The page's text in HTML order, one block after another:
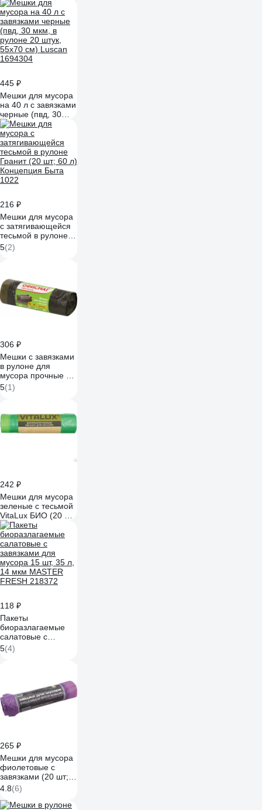
ООО Комус 839693
445 ₽
Мешки для мусора
на 40 л с завязками
черные (пвд, 30
мкм, в рулоне 20
штук, 55x70 см)
Luscan 1694304
216 ₽
Мешки для мусора
с затягивающейся
тесьмой в рулоне
Гранит (20 шт; 60 л)
Концепция Быта
5(2)
306 ₽
Мешки с завязками
в рулоне для
мусора прочные 60
л, черные, 20 шт,
ПНД, 15 мкм, 60x70
601398
5(1)
242 ₽
Мешки для мусора
зеленые с тесьмой
VitaLux БИО (20 шт;
60 л; 75х60 см; 14
мкм) Концепция
Быта 1251
118 ₽
Пакеты
биоразлагаемые
салатовые с
завязками для
мусора 15 шт, 35 л,
5(4)
265 ₽
Мешки для мусора
фиолетовые с
завязками (20 шт;
30 л; 50x60 см; 25
мкм; ПНД) ООО
Комус 839692
4.8(6)